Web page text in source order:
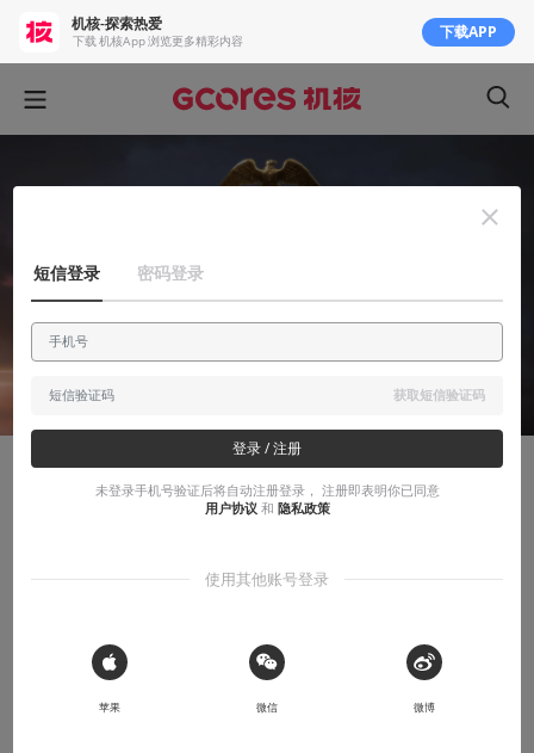
入P社历史游戏阵容《帝皇：罗马》
四十二 2018-05-21
机核-探索热爱
下载 机核App 浏览更多精彩内容 下载APP
短信登录 密码登录
获取短信验证码
登录 / 注册
未登录手机号验证后将自动注册登录， 注册即表明你已同意
用户协议 和 隐私政策
使用其他账号登录
 Sign in with Apple
苹果 微信 微博